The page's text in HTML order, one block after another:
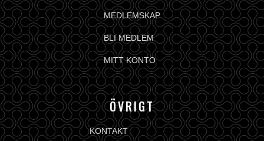
MEDLEMSKAP
BLI MEDLEM
MITT KONTO
ÖVRIGT
KONTAKT